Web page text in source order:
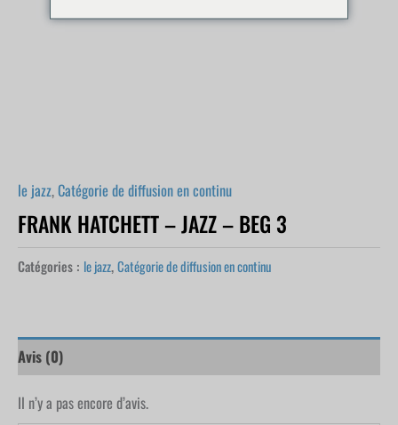
le jazz,Catégorie de diffusion en continu
FRANK HATCHETT – JAZZ – BEG 3
Catégories : le jazz,Catégorie de diffusion en continu
Avis (0)
Il n’y a pas encore d’avis.